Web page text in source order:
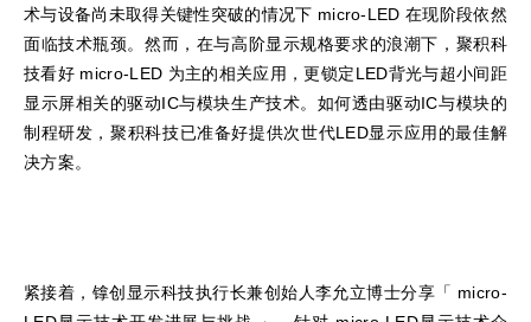
术与设备尚未取得关键性突破的情况下 micro-LED 在现阶段依然
面临技术瓶颈。然而，在与高阶显示规格要求的浪潮下，聚积科
技看好 micro-LED 为主的相关应用，更锁定LED背光与超小间距
显示屏相关的驱动IC与模块生产技术。如何透由驱动IC与模块的
制程研发，聚积科技已准备好提供次世代LED显示应用的最佳解
决方案。
紧接着，镎创显示科技执行长兼创始人李允立博士分享「 micro-